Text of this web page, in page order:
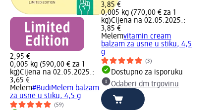
2,95 €
0,005 kg (590,00 € za 1
kg)Cijena na 02.05.2025.:
3,65 €
Melem#BudiMelem balzam
za usne u stiku, 4,5 g
(59)
3,85 €
0,005 kg (770,00 € za 1
kg)Cijena na 02.05.2025.:
3,85 €
Melemvitamin cream
balzam za usne u stiku, 4,5
g
(3)
Dostupno za isporuku
Odaberi dm trgovinu